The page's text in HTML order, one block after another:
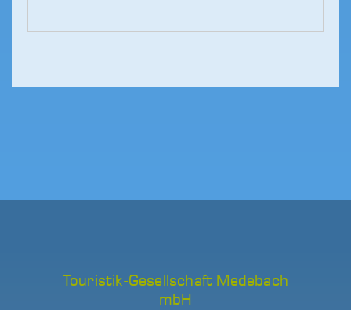
Touristik-Gesellschaft Medebach
mbH